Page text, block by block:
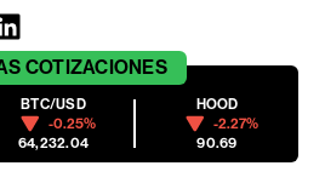
COTIZACIONES
BTC/USD
-0.25%
64,232.04
HOOD
-2.27%
90.69